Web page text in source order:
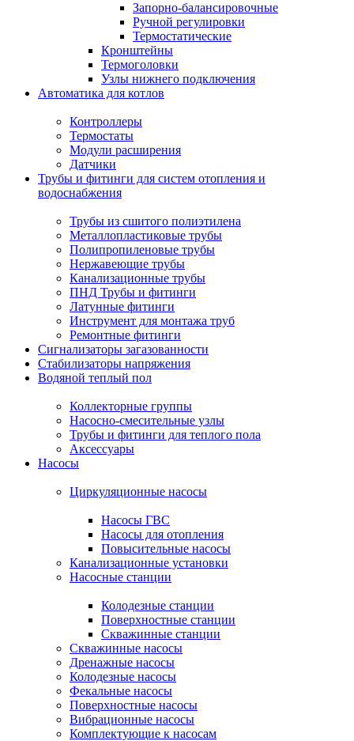
Запорно-балансировочные
Ручной регулировки
Термостатические
Кронштейны
Термоголовки
Узлы нижнего подключения
Автоматика для котлов
Контроллеры
Термостаты
Модули расширения
Датчики
Трубы и фитинги для систем отопления и
водоснабжения
Трубы из сшитого полиэтилена
Металлопластиковые трубы
Полипропиленовые трубы
Нержавеющие трубы
Канализационные трубы
ПНД Трубы и фитинги
Латунные фитинги
Инструмент для монтажа труб
Ремонтные фитинги
Сигнализаторы загазованности
Стабилизаторы напряжения
Водяной теплый пол
Коллекторные группы
Насосно-смесительные узлы
Трубы и фитинги для теплого пола
Аксессуары
Насосы
Циркуляционные насосы
Насосы ГВС
Насосы для отопления
Повысительные насосы
Канализационные установки
Насосные станции
Колодезные станции
Поверхностные станции
Скважинные станции
Скважинные насосы
Дренажные насосы
Колодезные насосы
Фекальные насосы
Поверхностные насосы
Вибрационные насосы
Комплектующие к насосам